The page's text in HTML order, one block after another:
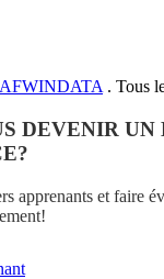
. Tous
DEVENIR UN
apprenants et faire